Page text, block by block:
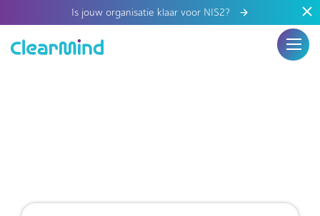
Is jouw organisatie klaar voor NIS2?